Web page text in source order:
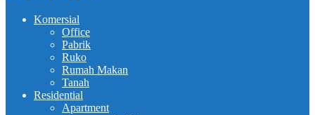
Komersial
Office
Pabrik
Ruko
Rumah Makan
Tanah
Residential
Apartment